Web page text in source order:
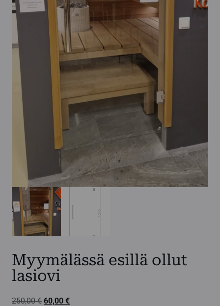
Myymälässä esillä ollut
lasiovi
250,00€ Alkuperäinen
60,00 €Nykyinen